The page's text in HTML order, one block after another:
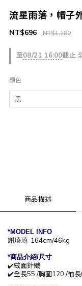
流星雨落，帽子
至08/21 16:00截止
NT$1,180
NT$696
顏色
商品描述
*MODEL INFO
謝琦琦 164cm/46kg
*商品介紹/尺寸
✔️絨面針織
✔️全長55 /胸圍120 /袖長